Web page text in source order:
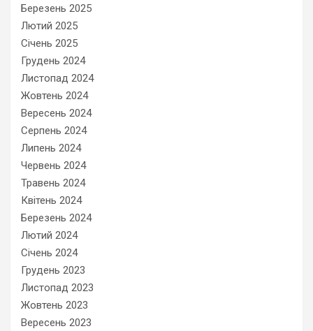
Березень 2025
Лютий 2025
Січень 2025
Грудень 2024
Листопад 2024
Жовтень 2024
Вересень 2024
Серпень 2024
Липень 2024
Червень 2024
Травень 2024
Квітень 2024
Березень 2024
Лютий 2024
Січень 2024
Грудень 2023
Листопад 2023
Жовтень 2023
Вересень 2023